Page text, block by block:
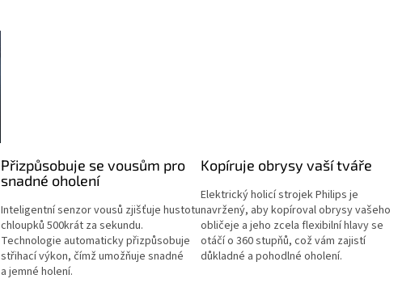
Přizpůsobuje se vousům pro
snadné oholení
Inteligentní senzor vousů zjišťuje hustotu
chloupků 500krát za sekundu.
Technologie automaticky přizpůsobuje
střihací výkon, čímž umožňuje snadné
a jemné holení.
Kopíruje obrysy vaší tváře
Elektrický holicí strojek Philips je
navržený, aby kopíroval obrysy vašeho
obličeje a jeho zcela flexibilní hlavy se
otáčí o 360 stupňů, což vám zajistí
důkladné a pohodlné oholení.